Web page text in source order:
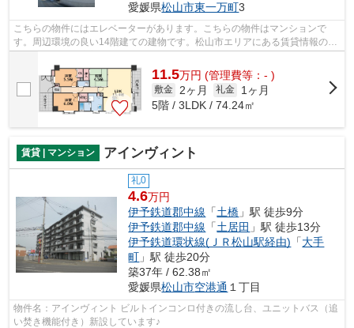
愛媛県松山市東一万町3
こちらの物件にはエレベーターがあります。こちらの物件はマンションで
す。周辺環境の良い14階建ての建物です。松山市エリアにある賃貸情報のこ
11.5万円 (管理費等：- )
敷金 2ヶ月 礼金
1ヶ月
5階 / 3LDK / 74.24㎡
賃貸 | マンション アインヴィント
礼0
4.6万円
伊予鉄道郡中線 「土橋 」駅 徒歩9分
伊予鉄道郡中線 「土居田 」駅 徒歩13分
伊予鉄道環状線(ＪＲ松山駅経由) 「大手
町 」駅 徒歩20分
築37年 / 62.38㎡
愛媛県松山市空港通 １丁目
物件名：アインヴィント ビルトインコンロ付きの流し台、ユニットバス（追
い焚き機能付き）新設しています♪